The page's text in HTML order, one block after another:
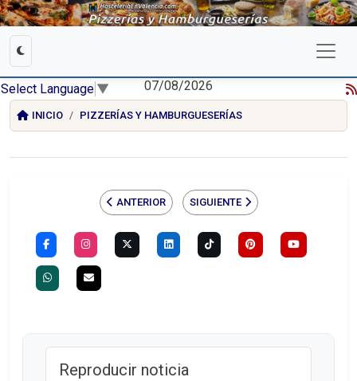
Select Language ▼ 07/08/2026
INICIO PIZZERÍAS Y HAMBURGUESERÍAS
ANTERIOR SIGUIENTE
Reproducir noticia